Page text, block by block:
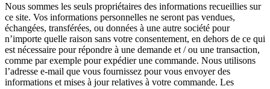
Nous sommes les seuls propriétaires des informations recueillies sur
ce site. Vos informations personnelles ne seront pas vendues,
échangées, transférées, ou données à une autre société pour
n’importe quelle raison sans votre consentement, en dehors de ce qui
est nécessaire pour répondre à une demande et / ou une transaction,
comme par exemple pour expédier une commande. Nous utilisons
l’adresse e-mail que vous fournissez pour vous envoyer des
informations et mises à jour relatives à votre commande. Les